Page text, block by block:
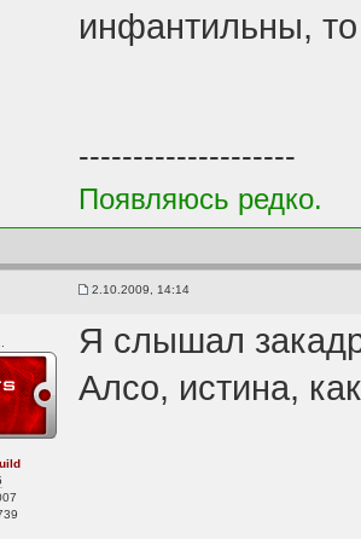
инфантильны,
--------------------
Появляюсь редко.
2.10.2009, 14:14
Я слышал
Алсо, истина,